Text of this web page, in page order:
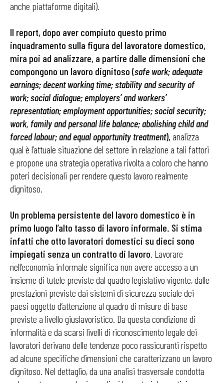
anche piattaforme digitali).
Il report, dopo aver compiuto questo primo
inquadramento sulla figura del lavoratore domestico,
mira poi ad analizzare, a partire dalle dimensioni che
compongono un lavoro dignitoso (safe work; adequate
earnings; decent working time; stability and security of
work; social dialogue; employers’ and workers’
representation; employment opportunities; social security;
work, family and personal life balance; abolishing child and
forced labour; and equal opportunity treatment), analizza
qual è l’attuale situazione del settore in relazione a tali fattori
e propone una strategia operativa rivolta a coloro che hanno
poteri decisionali per rendere questo lavoro realmente
dignitoso.
Un problema persistente del lavoro domestico è in
primo luogo l’alto tasso di lavoro informale. Si stima
infatti che otto lavoratori domestici su dieci sono
impiegati senza un contratto di lavoro. Lavorare
nell’economia informale significa non avere accesso a un
insieme di tutele previste dal quadro legislativo vigente, dalle
prestazioni previste dai sistemi di sicurezza sociale dei
paesi oggetto d’attenzione al quadro di misure di base
previste a livello giuslavoristico. Da questa condizione di
informalità e da scarsi livelli di riconoscimento legale dei
lavoratori derivano delle tendenze poco rassicuranti rispetto
ad alcune specifiche dimensioni che caratterizzano un lavoro
dignitoso. Nel dettaglio, da una analisi trasversale condotta